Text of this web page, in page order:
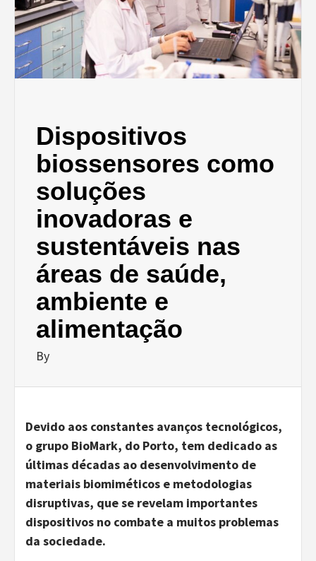
Dispositivos
biossensores como
soluções
inovadoras e
sustentáveis nas
áreas de saúde,
ambiente e
alimentação
By
Devido aos constantes avanços tecnológicos,
o grupo BioMark, do Porto, tem dedicado as
últimas décadas ao desenvolvimento de
materiais biomiméticos e metodologias
disruptivas, que se revelam importantes
dispositivos no combate a muitos problemas
da sociedade.